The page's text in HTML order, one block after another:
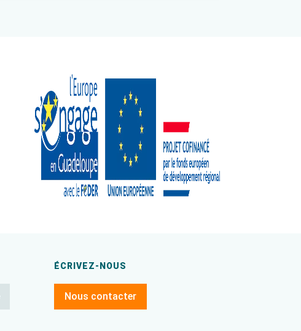
ÉCRIVEZ-NOUS
Nous contacter